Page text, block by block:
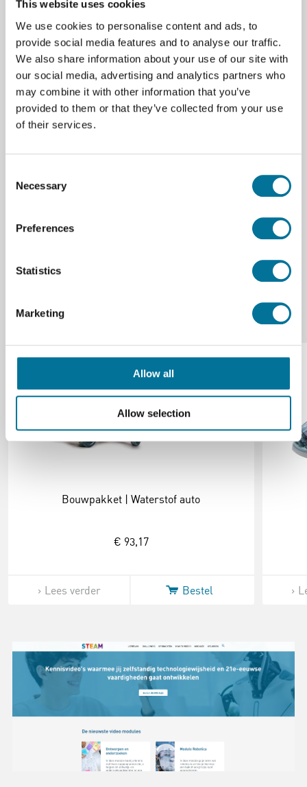
This website uses cookies
We use cookies to personalise content and ads, to
provide social media features and to analyse our traffic.
We also share information about your use of our site with
our social media, advertising and analytics partners who
may combine it with other information that you’ve
provided to them or that they’ve collected from your use
of their services.
Selection
Necessary
Preferences
Statistics
Marketing
Allow all
Allow selection
Zoutwaterbrandstofcel
Batterij
Zonnepaneel met houder
Supercondensator
Zonnepaneelsteun
Brandstofreservoir
Water- en waterstoftank
Water- en zuurstoftank
Kleine toebehoren
108924 user manual.pdf
Bouwpakket | Waterstof auto
€ 93,17
Lees verder Bestel